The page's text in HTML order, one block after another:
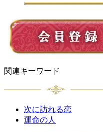
関連キーワード
次に訪れる恋
運命の人